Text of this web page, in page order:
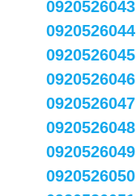
0920526043
0920526044
0920526045
0920526046
0920526047
0920526048
0920526049
0920526050